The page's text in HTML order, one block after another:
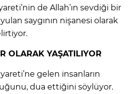
de Allah’ın sevdiği bir
saygının nişanesi olarak
OLARAK YAŞATILIYOR
gelen insanların
dua ettiğini söylüyor.